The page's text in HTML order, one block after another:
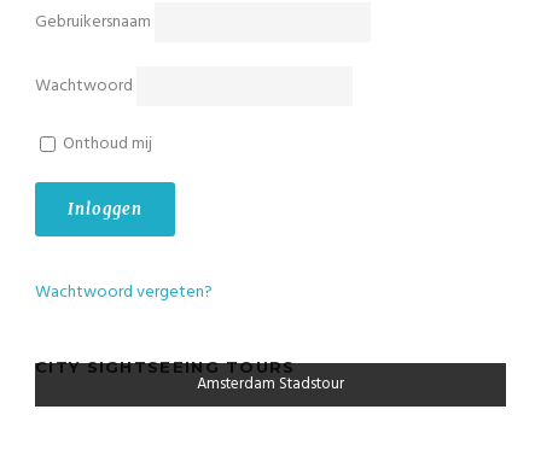
Gebruikersnaam
Wachtwoord
Onthoud mij
Wachtwoord vergeten?
CITY SIGHTSEEING TOURS
Amsterdam Stadstour